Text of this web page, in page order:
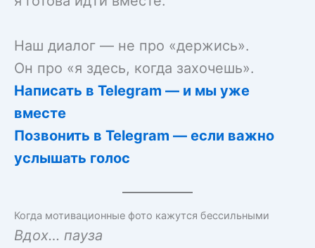
Наш диалог — не про «держись».
Он про «я здесь, когда захочешь».
Написать в Telegram — и мы уже
вместе
Позвонить в Telegram — если важно
услышать голос
Когда мотивационные фото кажутся бессильными
Вдох… пауза